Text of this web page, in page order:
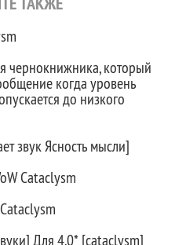
чернокнижника, который
когда уровень
до низкого
звук Ясность мысли]
Cataclysm
Для 4.0* [cataclysm]